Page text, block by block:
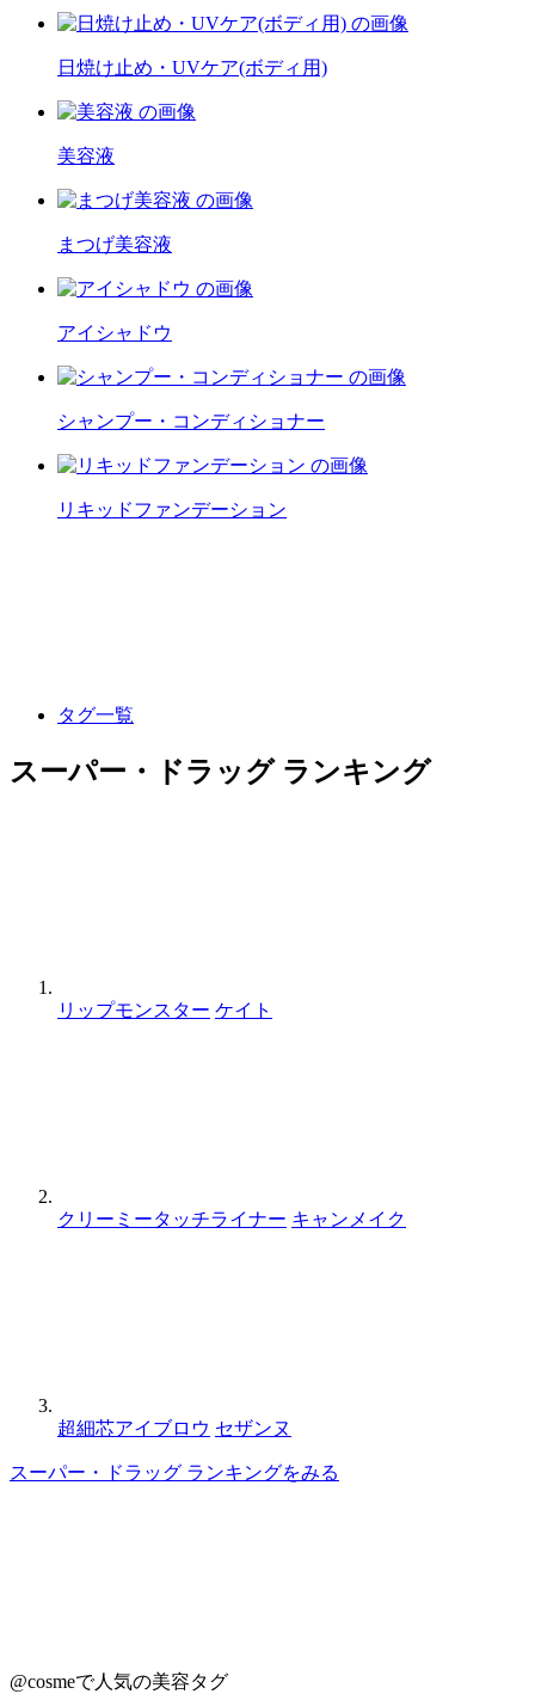
日焼け止め・UVケア(ボディ用)
美容液
まつげ美容液
アイシャドウ
シャンプー・コンディショナー
リキッドファンデーション
タグ一覧
スーパー・ドラッグ ランキング
リップモンスター ケイト
クリーミータッチライナー キャンメイク
超細芯アイブロウ セザンヌ
スーパー・ドラッグ ランキングをみる
@cosmeで人気の美容タグ